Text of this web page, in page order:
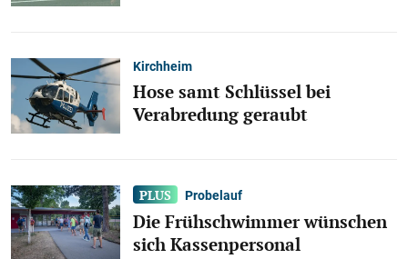
Kirchheim
Hose samt Schlüssel bei
Verabredung geraubt
Probelauf
Die Frühschwimmer wünschen
sich Kassenpersonal